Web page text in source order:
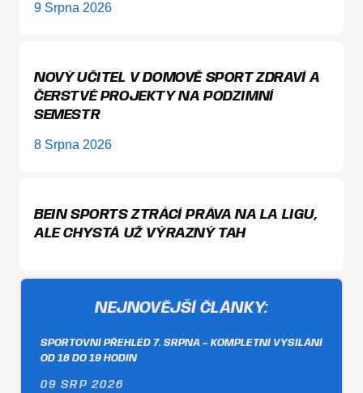
9 Srpna 2026
NOVÝ UČITEL V DOMOVĚ SPORT ZDRAVÍ A
ČERSTVÉ PROJEKTY NA PODZIMNÍ
SEMESTR
8 Srpna 2026
BEIN SPORTS ZTRÁCÍ PRÁVA NA LA LIGU,
ALE CHYSTÁ UŽ VÝRAZNÝ TAH
NEJNOVĚJŠÍ ČLÁNKY:
SPORTOVNÍ PŘEHLED 7. SRPNA – KOMPLETNÍ VYSÍLÁNÍ
OD 18 DO 19 HODIN
09 SRP 2026